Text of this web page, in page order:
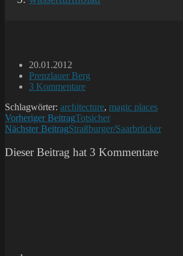
Beitrag
veröffentlicht:
20.01.2012
Beitrags-
Kategorie:
Prenzlauer Berg
Beitrags-
3 Kommentare
Schlagwörter: architecture, magic places
Weitere
Artikel
ansehen
Vorheriger BeitragTotsicher
Nächster BeitragStraßburger/Saarbrücker
Dieser Beitrag hat 3 Kommentare